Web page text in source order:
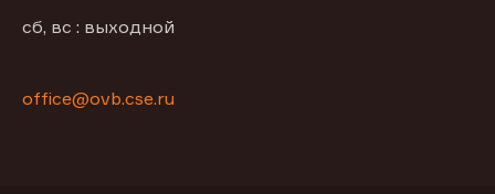
сб, вс : выходной
office@ovb.cse.ru